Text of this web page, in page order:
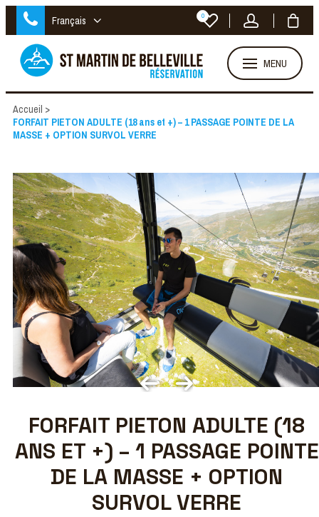
Français 0
MENU
Accueil >
FORFAIT PIETON ADULTE (18 ans et +) – 1 PASSAGE POINTE DE LA
MASSE + OPTION SURVOL VERRE
FORFAIT PIETON ADULTE (18
ANS ET +) – 1 PASSAGE POINTE
DE LA MASSE + OPTION
SURVOL VERRE